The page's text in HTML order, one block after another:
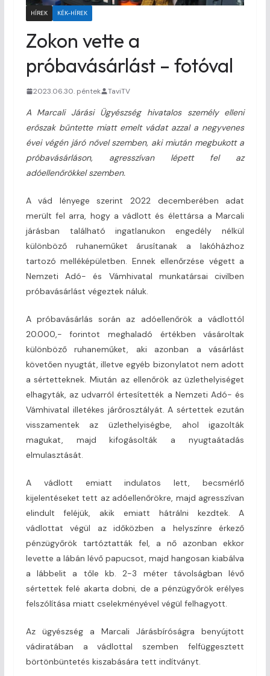
HÍREK KÉK-HÍREK
Zokon vette a
próbavásárlást – fotóval
2023.06.30. péntek TaviTV
A Marcali Járási Ügyészség hivatalos személy elleni
erőszak bűntette miatt emelt vádat azzal a negyvenes
évei végén járó nővel szemben, aki miután megbukott a
próbavásárláson, agresszívan lépett fel az
adóellenőrökkel szemben.
A vád lényege szerint 2022 decemberében adat
merült fel arra, hogy a vádlott és élettársa a Marcali
járásban található ingatlanukon engedély nélkül
különböző ruhaneműket árusítanak a lakóházhoz
tartozó melléképületben. Ennek ellenőrzése végett a
Nemzeti Adó- és Vámhivatal munkatársai civilben
próbavásárlást végeztek náluk.
A próbavásárlás során az adóellenőrök a vádlottól
20.000,- forintot meghaladó értékben vásároltak
különböző ruhaneműket, aki azonban a vásárlást
követően nyugtát, illetve egyéb bizonylatot nem adott
a sértetteknek. Miután az ellenőrök az üzlethelyiséget
elhagyták, az udvarról értesítették a Nemzeti Adó- és
Vámhivatal illetékes járőrosztályát. A sértettek ezután
visszamentek az üzlethelyiségbe, ahol igazolták
magukat, majd kifogásolták a nyugtaátadás
elmulasztását.
A vádlott emiatt indulatos lett, becsmérlő
kijelentéseket tett az adóellenőrökre, majd agresszívan
elindult feléjük, akik emiatt hátrálni kezdtek. A
vádlottat végül az időközben a helyszínre érkező
pénzügyőrök tartóztatták fel, a nő azonban ekkor
levette a lábán lévő papucsot, majd hangosan kiabálva
a lábbelit a tőle kb. 2-3 méter távolságban lévő
sértettek felé akarta dobni, de a pénzügyőrök erélyes
felszólítása miatt cselekményével végül felhagyott.
Az ügyészség a Marcali Járásbíróságra benyújtott
vádiratában a vádlottal szemben felfüggesztett
börtönbüntetés kiszabására tett indítványt.